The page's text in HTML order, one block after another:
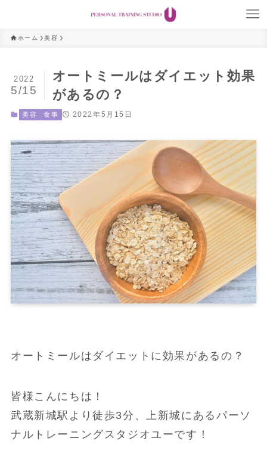
ホーム 美容
オートミールはダイエット効果
があるの？
2022
5/15
美容 食事 2022年5月15日
オートミールはダイエットに効果があるの？
皆様こんにちは！
武蔵新城駅より徒歩3分、上新城にあるパーソ
ナルトレーニングスタジオユーです！